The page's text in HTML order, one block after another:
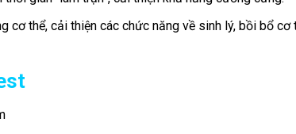
cơ thể, cải thiện các chức năng về sinh lý, bồi bổ cơ